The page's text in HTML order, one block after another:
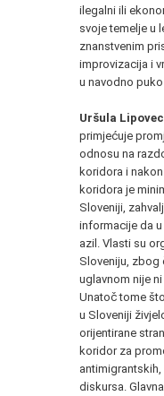
ilegalni ili
svoje temelje u
znanstvenim
improvizacija i
u navodno
Uršula
primjećuje
odnosu na
koridora i
koridora je
Sloveniji,
informacije da
azil. Vlasti su
Sloveniju, zbog
uglavnom nije
Unatoč tome
u Sloveniji
orijentirane
koridor za
diskursa.